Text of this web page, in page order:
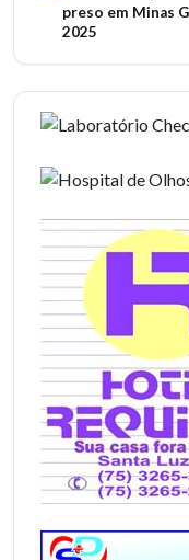
preso em Minas
2025